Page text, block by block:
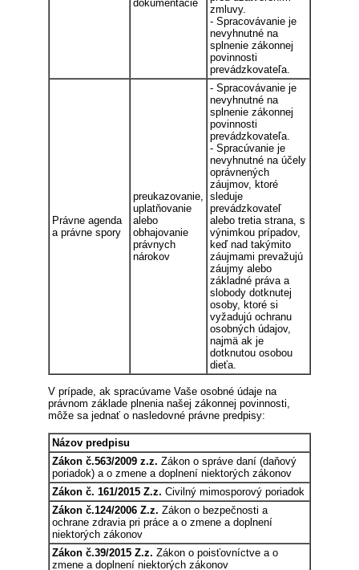
dokumentácie
zmluvy.
- Spracovávanie je
nevyhnutné na
splnenie zákonnej
povinnosti
prevádzkovateľa.
Právne agenda
a právne spory
preukazovanie,
uplatňovanie
alebo
obhajovanie
právnych
nárokov
- Spracovávanie je
nevyhnutné na
splnenie zákonnej
povinnosti
prevádzkovateľa.
- Spracúvanie je
nevyhnutné na účely
oprávnených
záujmov, ktoré
sleduje
prevádzkovateľ
alebo tretia strana, s
výnimkou prípadov,
keď nad takýmito
záujmami prevažujú
záujmy alebo
základné práva a
slobody dotknutej
osoby, ktoré si
vyžadujú ochranu
osobných údajov,
najmä ak je
dotknutou osobou
dieťa.
V prípade, ak spracúvame Vaše osobné údaje na
právnom základe plnenia našej zákonnej povinnosti,
môže sa jednať o nasledovné právne predpisy:
Názov predpisu
Zákon č.563/2009 z.z. Zákon o správe daní (daňový
poriadok) a o zmene a doplnení niektorých zákonov
Zákon č. 161/2015 Z.z. Civilný mimosporový poriadok
Zákon č.124/2006 Z.z. Zákon o bezpečnosti a
ochrane zdravia pri práce a o zmene a doplnení
niektorých zákonov
Zákon č.39/2015 Z.z. Zákon o poisťovníctve a o
zmene a doplnení niektorých zákonov